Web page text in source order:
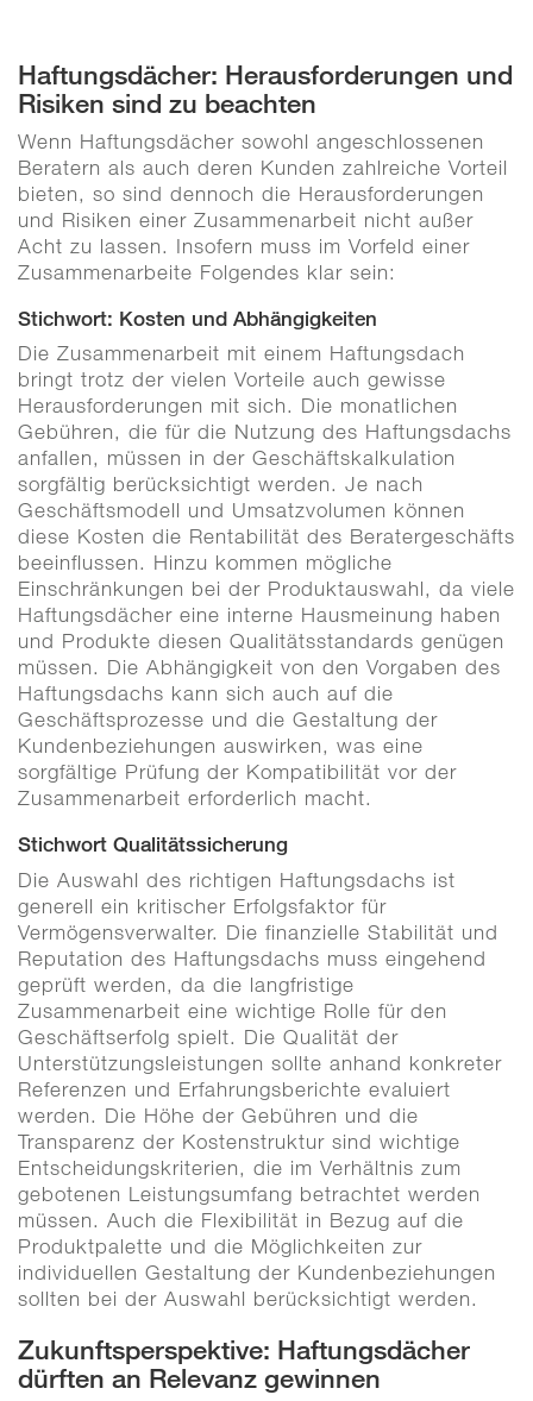
Haftungsdächer: Herausforderungen und
Risiken sind zu beachten
Wenn Haftungsdächer sowohl angeschlossenen
Beratern als auch deren Kunden zahlreiche Vorteil
bieten, so sind dennoch die Herausforderungen
und Risiken einer Zusammenarbeit nicht außer
Acht zu lassen. Insofern muss im Vorfeld einer
Zusammenarbeite Folgendes klar sein:
Stichwort: Kosten und Abhängigkeiten
Die Zusammenarbeit mit einem Haftungsdach
bringt trotz der vielen Vorteile auch gewisse
Herausforderungen mit sich. Die monatlichen
Gebühren, die für die Nutzung des Haftungsdachs
anfallen, müssen in der Geschäftskalkulation
sorgfältig berücksichtigt werden. Je nach
Geschäftsmodell und Umsatzvolumen können
diese Kosten die Rentabilität des Beratergeschäfts
beeinflussen. Hinzu kommen mögliche
Einschränkungen bei der Produktauswahl, da viele
Haftungsdächer eine interne Hausmeinung haben
und Produkte diesen Qualitätsstandards genügen
müssen. Die Abhängigkeit von den Vorgaben des
Haftungsdachs kann sich auch auf die
Geschäftsprozesse und die Gestaltung der
Kundenbeziehungen auswirken, was eine
sorgfältige Prüfung der Kompatibilität vor der
Zusammenarbeit erforderlich macht.
Stichwort Qualitätssicherung
Die Auswahl des richtigen Haftungsdachs ist
generell ein kritischer Erfolgsfaktor für
Vermögensverwalter. Die finanzielle Stabilität und
Reputation des Haftungsdachs muss eingehend
geprüft werden, da die langfristige
Zusammenarbeit eine wichtige Rolle für den
Geschäftserfolg spielt. Die Qualität der
Unterstützungsleistungen sollte anhand konkreter
Referenzen und Erfahrungsberichte evaluiert
werden. Die Höhe der Gebühren und die
Transparenz der Kostenstruktur sind wichtige
Entscheidungskriterien, die im Verhältnis zum
gebotenen Leistungsumfang betrachtet werden
müssen. Auch die Flexibilität in Bezug auf die
Produktpalette und die Möglichkeiten zur
individuellen Gestaltung der Kundenbeziehungen
sollten bei der Auswahl berücksichtigt werden.
Zukunftsperspektive: Haftungsdächer
dürften an Relevanz gewinnen